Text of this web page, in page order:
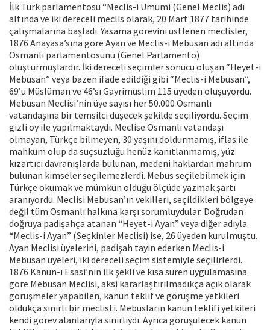
İlk Türk parlamentosu “Meclis-i Umumi (Genel Meclis) adı
altında ve iki dereceli meclis olarak, 20 Mart 1877 tarihinde
çalışmalarına başladı. Yasama görevini üstlenen meclisler,
1876 Anayasa’sına göre Ayan ve Meclis-i Mebusan adı altında
Osmanlı parlamentosunu (Genel Parlamento)
oluşturmuşlardır. İki dereceli seçimler sonucu oluşan “Heyet-i
Mebusan” veya bazen ifade edildiği gibi “Meclis-i Mebusan”,
69’u Müslüman ve 46’sı Gayrimüslim 115 üyeden oluşuyordu.
Mebusan Meclisi’nin üye sayısı her 50.000 Osmanlı
vatandaşına bir temsilci düşecek şekilde seçiliyordu. Seçim
gizli oy ile yapılmaktaydı. Meclise Osmanlı vatandaşı
olmayan, Türkçe bilmeyen, 30 yaşını doldurmamış, iflas ile
mahkum olup da suçsuzluğu henüz kanıtlanmamış, yüz
kızartıcı davranışlarda bulunan, medeni haklardan mahrum
bulunan kimseler seçilemezlerdi. Mebus seçilebilmek için
Türkçe okumak ve mümkün olduğu ölçüde yazmak şartı
aranıyordu. Meclisi Mebusan’ın vekilleri, seçildikleri bölgeye
değil tüm Osmanlı halkına karşı sorumluydular. Doğrudan
doğruya padişahça atanan “Heyet-i Ayan” veya diğer adıyla
“Meclis-i Ayan” (Seçkinler Meclisi) ise, 26 üyeden kurulmuştu.
Ayan Meclisi üyelerini, padişah tayin ederken Meclis-i
Mebusan üyeleri, iki dereceli seçim sistemiyle seçilirlerdi.
1876 Kanun-ı Esasi’nin ilk şekli ve kısa süren uygulamasına
göre Mebusan Meclisi, aksi kararlaştırılmadıkça açık olarak
görüşmeler yapabilen, kanun teklif ve görüşme yetkileri
oldukça sınırlı bir meclisti. Mebusların kanun teklifi yetkileri
kendi görev alanlarıyla sınırlıydı. Ayrıca görüşülecek kanun